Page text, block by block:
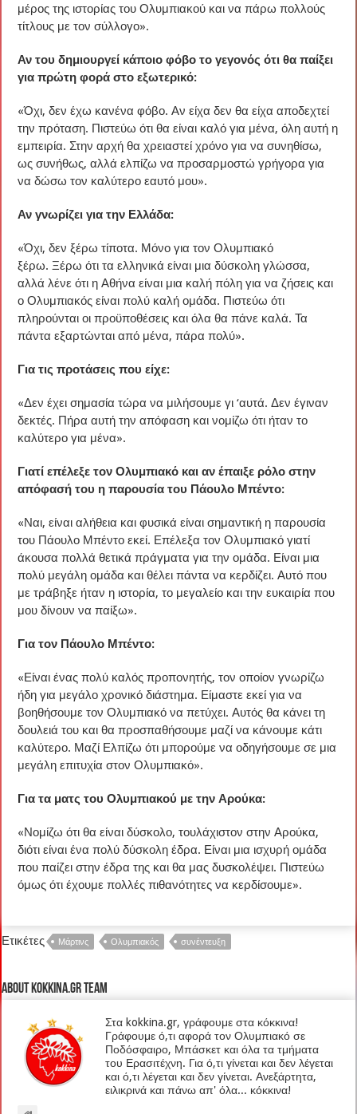
μέρος της ιστορίας του Ολυμπιακού και να πάρω πολλούς
τίτλους με τον σύλλογο».
Αν του δημιουργεί κάποιο φόβο το γεγονός ότι θα παίξει
για πρώτη φορά στο εξωτερικό:
«Όχι, δεν έχω κανένα φόβο. Αν είχα δεν θα είχα αποδεχτεί
την πρόταση. Πιστεύω ότι θα είναι καλό για μένα, όλη αυτή η
εμπειρία. Στην αρχή θα χρειαστεί χρόνο για να συνηθίσω,
ως συνήθως, αλλά ελπίζω να προσαρμοστώ γρήγορα για
να δώσω τον καλύτερο εαυτό μου».
Αν γνωρίζει για την Ελλάδα:
«Όχι, δεν ξέρω τίποτα. Μόνο για τον Ολυμπιακό
ξέρω. Ξέρω ότι τα ελληνικά είναι μια δύσκολη γλώσσα,
αλλά λένε ότι η Αθήνα είναι μια καλή πόλη για να ζήσεις και
ο Ολυμπιακός είναι πολύ καλή ομάδα. Πιστεύω ότι
πληρούνται οι προϋποθέσεις και όλα θα πάνε καλά. Τα
πάντα εξαρτώνται από μένα, πάρα πολύ».
Για τις προτάσεις που είχε:
«Δεν έχει σημασία τώρα να μιλήσουμε γι ‘αυτά. Δεν έγιναν
δεκτές. Πήρα αυτή την απόφαση και νομίζω ότι ήταν το
καλύτερο για μένα».
Γιατί επέλεξε τον Ολυμπιακό και αν έπαιξε ρόλο στην
απόφασή του η παρουσία του Πάουλο Μπέντο:
«Ναι, είναι αλήθεια και φυσικά είναι σημαντική η παρουσία
του Πάουλο Μπέντο εκεί. Επέλεξα τον Ολυμπιακό γιατί
άκουσα πολλά θετικά πράγματα για την ομάδα. Είναι μια
πολύ μεγάλη ομάδα και θέλει πάντα να κερδίζει. Αυτό που
με τράβηξε ήταν η ιστορία, το μεγαλείο και την ευκαιρία που
μου δίνουν να παίξω».
Για τον Πάουλο Μπέντο:
«Είναι ένας πολύ καλός προπονητής, τον οποίον γνωρίζω
ήδη για μεγάλο χρονικό διάστημα. Είμαστε εκεί για να
βοηθήσουμε τον Ολυμπιακό να πετύχει. Αυτός θα κάνει τη
δουλειά του και θα προσπαθήσουμε μαζί να κάνουμε κάτι
καλύτερο. Μαζί Ελπίζω ότι μπορούμε να οδηγήσουμε σε μια
μεγάλη επιτυχία στον Ολυμπιακό».
Για τα ματς του Ολυμπιακού με την Αρούκα:
«Νομίζω ότι θα είναι δύσκολο, τουλάχιστον στην Αρούκα,
διότι είναι ένα πολύ δύσκολη έδρα. Είναι μια ισχυρή ομάδα
που παίζει στην έδρα της και θα μας δυσκολέψει. Πιστεύω
όμως ότι έχουμε πολλές πιθανότητες να κερδίσουμε».
Ετικέτες Μάρτινς Ολυμπιακός συνέντευξη
About kokkina.gr TEAM
Στα kokkina.gr, γράφουμε στα κόκκινα!
Γράφουμε ό,τι αφορά τον Ολυμπιακό σε
Ποδόσφαιρο, Μπάσκετ και όλα τα τμήματα
του Ερασιτέχνη. Για ό,τι γίνεται και δεν λέγεται
και ό,τι λέγεται και δεν γίνεται. Ανεξάρτητα,
ειλικρινά και πάνω απ' όλα... κόκκινα!